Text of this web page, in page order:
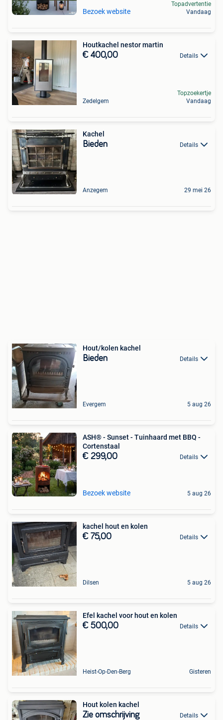
Bezoek website
Topadvertentie
Vandaag
Houtkachel nestor martin
€ 400,00 Details
Zedelgem
Topzoekertje
Vandaag
Kachel
Bieden Details
Anzegem 29 mei 26
Hout/kolen kachel
Bieden Details
Evergem 5 aug 26
ASH® - Sunset - Tuinhaard met BBQ -
Cortenstaal
€ 299,00 Details
Bezoek website 5 aug 26
kachel hout en kolen
€ 75,00 Details
Dilsen 5 aug 26
Efel kachel voor hout en kolen
€ 500,00 Details
Heist-Op-Den-Berg Gisteren
Hout kolen kachel
Zie omschrijving Details